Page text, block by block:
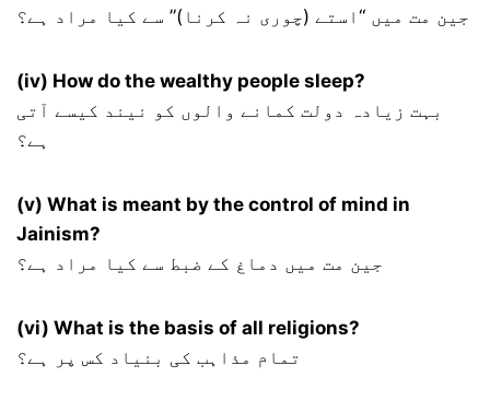
جین مت میں “استے (چوری نہ کرنا)” سے کیا مراد ہے؟
(iv) How do the wealthy people sleep?
بہت زیادہ دولت کمانے والوں کو نیند کیسے آتی
ہے؟
(v) What is meant by the control of mind in
Jainism?
جین مت میں دماغ کے ضبط سے کیا مراد ہے؟
(vi) What is the basis of all religions?
تمام مذاہب کی بنیاد کس پر ہے؟